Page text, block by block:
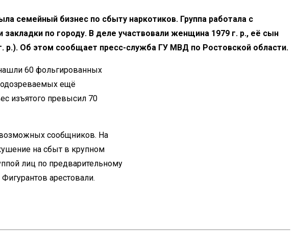
семейный бизнес по сбыту наркотиков. Группа работала с
по городу. В деле участвовали женщина 1979 г. р., её сын
р.). Об этом сообщает пресс-служба ГУ МВД по Ростовской области.
60 фольгированных
ещё
изъятого превысил 70
сообщников. На
на сбыт в крупном
лиц по предварительному
арестовали.